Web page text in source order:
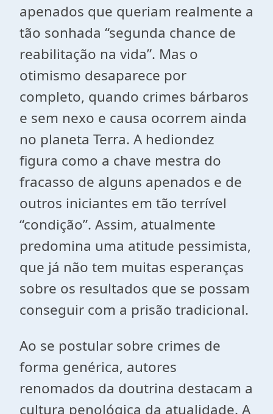
apenados que queriam realmente a
tão sonhada “segunda chance de
reabilitação na vida”. Mas o
otimismo desaparece por
completo, quando crimes bárbaros
e sem nexo e causa ocorrem ainda
no planeta Terra. A hediondez
figura como a chave mestra do
fracasso de alguns apenados e de
outros iniciantes em tão terrível
“condição”. Assim, atualmente
predomina uma atitude pessimista,
que já não tem muitas esperanças
sobre os resultados que se possam
conseguir com a prisão tradicional.
Ao se postular sobre crimes de
forma genérica, autores
renomados da doutrina destacam a
cultura penológica da atualidade. A